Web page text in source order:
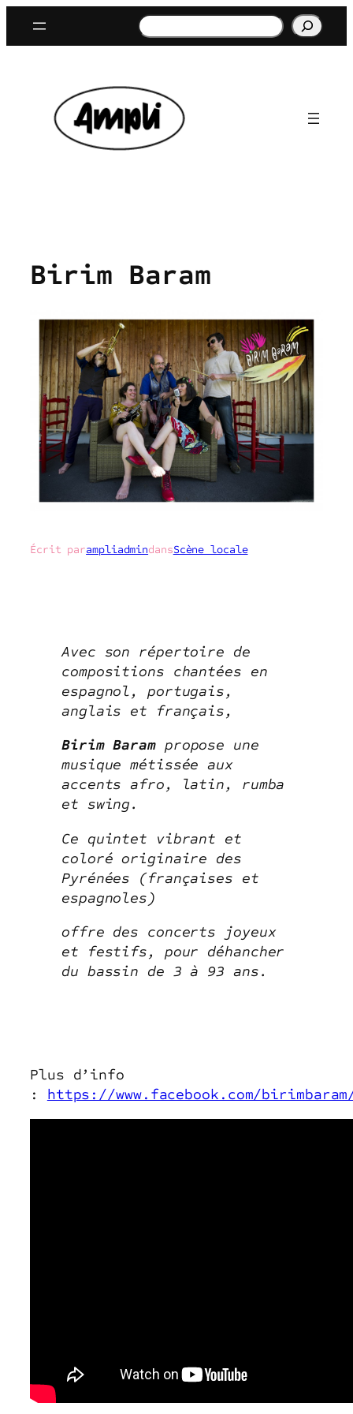
Rechercher
Birim Baram
Écrit parampliadmindansScène locale
Avec son répertoire de
compositions chantées en
espagnol, portugais,
anglais et français,
Birim Barampropose une
musique métissée aux
accents afro, latin, rumba
et swing.
Ce quintet vibrant et
coloré originaire des
Pyrénées (françaises et
espagnoles)
offre des concerts joyeux
et festifs, pour déhancher
du bassin de 3 à 93 ans.
Plus d’info
: https://www.facebook.com/